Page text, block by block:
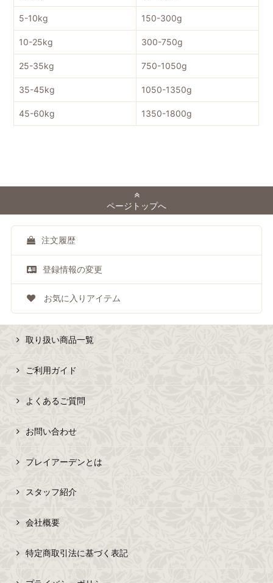
5-10kg 150-300g
10-25kg 300-750g
25-35kg 750-1050g
35-45kg 1050-1350g
45-60kg 1350-1800g
ページトップへ
注文履歴
登録情報の変更
お気に入りアイテム
取り扱い商品一覧
ご利用ガイド
よくあるご質問
お問い合わせ
プレイアーデンとは
スタッフ紹介
会社概要
特定商取引法に基づく表記